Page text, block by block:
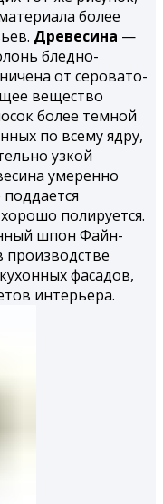
более
Древесина —
бледно-
от серовато-
вещество
более темной
по всему ядру,
узкой
умеренно
поли­руется.
шпон Файн-
производстве
фасадов,
интерьера.